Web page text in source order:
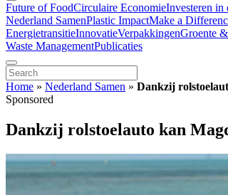
Future of FoodCirculaire EconomieInvesteren in
Nederland SamenPlastic ImpactMake a
EnergietransitieInnovatieVerpakkingenGroente
Waste ManagementPublicaties
Home » Nederland Samen » Dankzij
Sponsored
Dankzij rolstoelauto kan